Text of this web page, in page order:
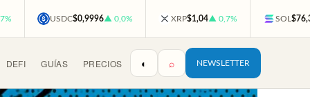
USDC$0,9996▲ 0,0% XRP$1,04▲ 0,7% SOL
DEFI GUÍAS PRECIOS ◐ ⌕ NEWSLETTER